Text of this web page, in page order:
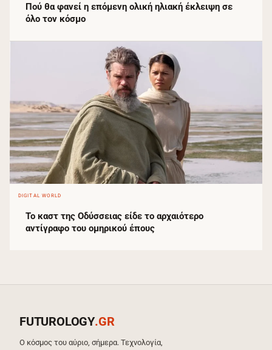
Πού θα φανεί η επόμενη ολική ηλιακή έκλειψη σε
όλο τον κόσμο
DIGITAL WORLD
Το καστ της Οδύσσειας είδε το αρχαιότερο
αντίγραφο του ομηρικού έπους
FUTUROLOGY.GR
Ο κόσμος του αύριο, σήμερα. Τεχνολογία,